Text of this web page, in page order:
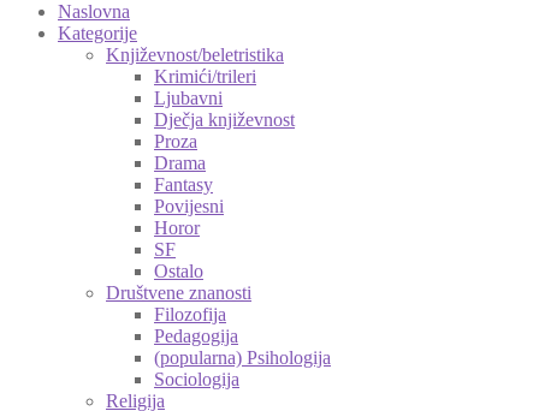
Naslovna
Kategorije
Književnost/beletristika
Krimići/trileri
Ljubavni
Dječja književnost
Proza
Drama
Fantasy
Povijesni
Horor
SF
Ostalo
Društvene znanosti
Filozofija
Pedagogija
(popularna) Psihologija
Sociologija
Religija